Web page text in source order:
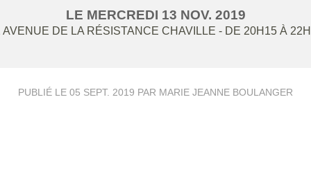
LE MERCREDI 13 NOV. 2019
AVENUE DE LA RÉSISTANCE CHAVILLE - DE 20H15 À
PUBLIÉ LE 05 SEPT. 2019 PAR MARIE JEANNE BOULANGER